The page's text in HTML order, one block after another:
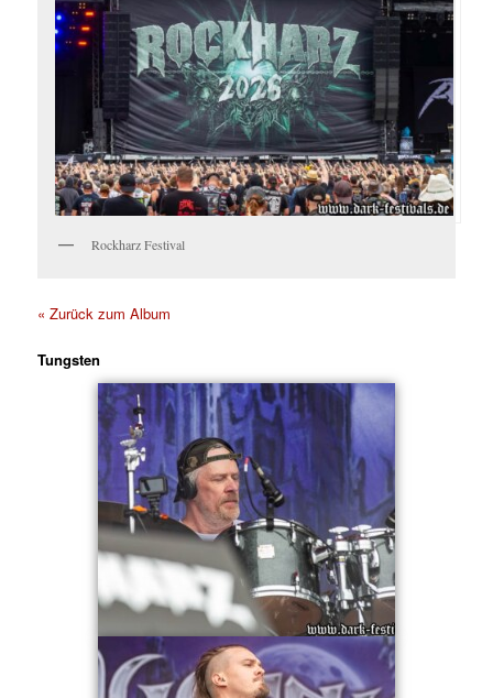
Rockharz Festival
« Zurück zum Album
Tungsten